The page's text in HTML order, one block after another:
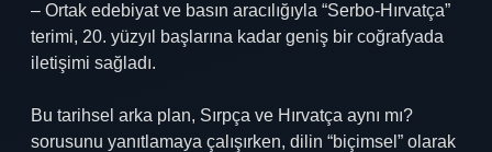
– Ortak edebiyat ve basın aracılığıyla “Serbo-Hırvatça”
terimi, 20. yüzyıl başlarına kadar geniş bir coğrafyada
iletişimi sağladı.
Bu tarihsel arka plan, Sırpça ve Hırvatça aynı mı?
sorusunu yanıtlamaya çalışırken, dilin “biçimsel” olarak